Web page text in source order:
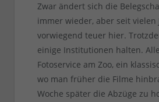
Zwar ändert sich die
immer wieder, aber seit vielen
vorwiegend teuer hier.
einige Institutionen halten.
Fotoservice am Zoo, ein
wo man früher die Filme
Woche später die Abzüge zu